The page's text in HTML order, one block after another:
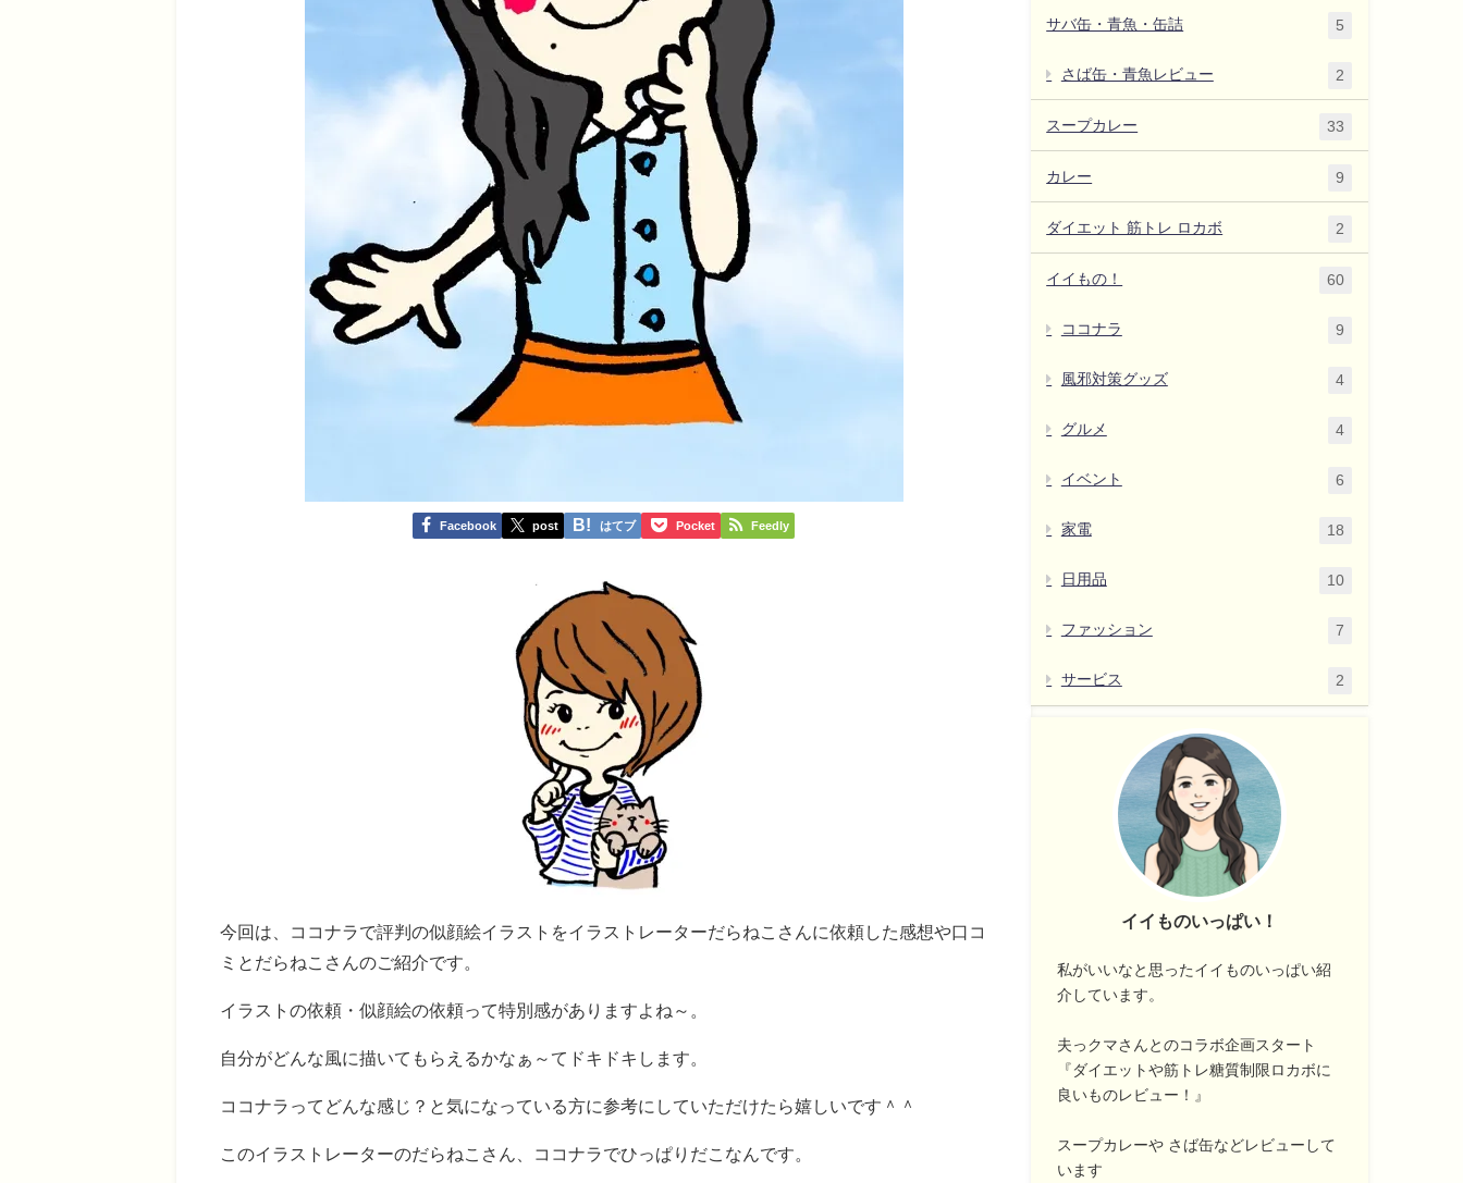
Facebook post はてブ Pocket Feedly
今回は、ココナラで評判の似顔絵イラストをイラストレーターだらねこさんに依頼した感想や口コ
ミとだらねこさんのご紹介です。
イラストの依頼・似顔絵の依頼って特別感がありますよね～。
自分がどんな風に描いてもらえるかなぁ～てドキドキします。
ココナラってどんな感じ？と気になっている方に参考にしていただけたら嬉しいです＾＾
このイラストレーターのだらねこさん、ココナラでひっぱりだこなんです。
サバ缶・青魚・缶詰 5
さば缶・青魚レビュー 2
スープカレー 33
カレー 9
ダイエット 筋トレ ロカボ 2
イイもの！ 60
ココナラ 9
風邪対策グッズ 4
グルメ 4
イベント 6
家電 18
日用品 10
ファッション 7
サービス 2
イイものいっぱい！
私がいいなと思ったイイものいっぱい紹
介しています。
夫っクマさんとのコラボ企画スタート
『ダイエットや筋トレ糖質制限ロカボに
良いものレビュー！』
スープカレーや さば缶などレビューして
います